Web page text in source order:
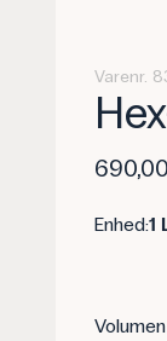
Varenr.
Enhed:1
Volumen